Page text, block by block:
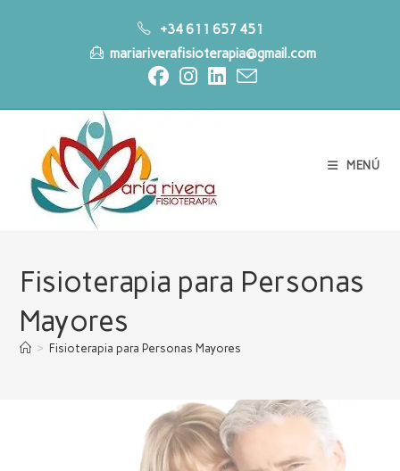
+34 611 657 451
mariariverafisioterapia@gmail.com
MENÚ
Fisioterapia para Personas
Mayores
> Fisioterapia para Personas Mayores